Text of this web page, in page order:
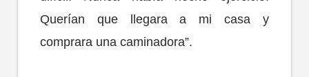
Querían que llegara a mi casa y
comprara una caminadora”.